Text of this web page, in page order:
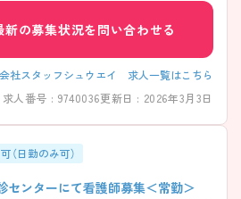
の方は、お気軽にお問い合わせください。
新の募集状況を問い合わせる
社スタッフシュウエイ 求人一覧はこちら
求人番号 : 9740036更新日 : 2026年3月3日
（日勤のみ可）
センターにて看護師募集＜常勤＞